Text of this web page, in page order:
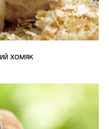
хомяк